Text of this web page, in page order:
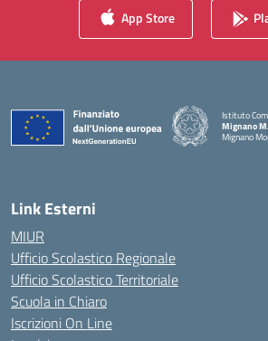
App Store
Istituto
Mignano
Mignano
— Visita la
Link Esterni
MIUR
Ufficio Scolastico Regionale
Ufficio Scolastico Territoriale
Scuola in Chiaro
Iscrizioni On Line